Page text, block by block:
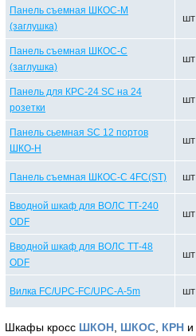
Панель съемная ШКОС-М
(заглушка)
шт
Панель съемная ШКОС-С
(заглушка)
шт
Панель для КРС-24 SC на 24
розетки
шт
Панель сьемная SC 12 портов
ШКО-Н
шт
Панель съемная ШКОС-С 4FC(ST) шт
Вводной шкаф для ВОЛС ТТ-240
ODF
шт
Вводной шкаф для ВОЛС ТТ-48
ODF
шт
Вилка FC/UPC-FC/UPC-A-5m шт
Шкафы кросс ШКОН ШКОС КРН и